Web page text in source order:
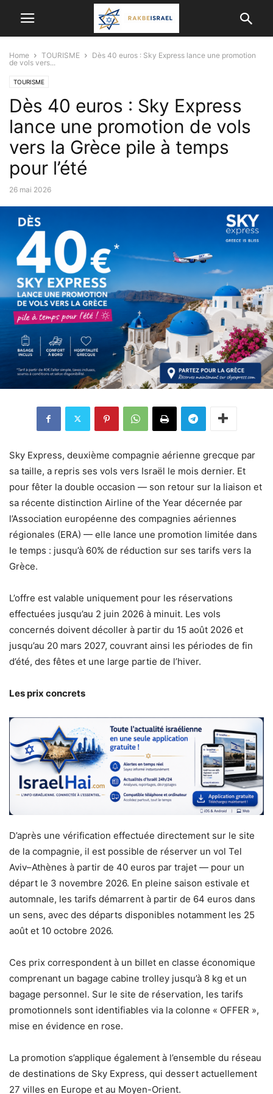
Home TOURISME
Dès 40 euros : Sky Express lance une promotion
de vols vers...
TOURISME
Dès 40 euros : Sky Express
lance une promotion de vols
vers la Grèce pile à temps
pour l’été
26 mai 2026
Sky Express, deuxième compagnie aérienne grecque par
sa taille, a repris ses vols vers Israël le mois dernier. Et
pour fêter la double occasion — son retour sur la liaison et
sa récente distinction Airline of the Year décernée par
l’Association européenne des compagnies aériennes
régionales (ERA) — elle lance une promotion limitée dans
le temps : jusqu’à 60% de réduction sur ses tarifs vers la
Grèce.
L’offre est valable uniquement pour les réservations
effectuées jusqu’au 2 juin 2026 à minuit. Les vols
concernés doivent décoller à partir du 15 août 2026 et
jusqu’au 20 mars 2027, couvrant ainsi les périodes de fin
d’été, des fêtes et une large partie de l’hiver.
Les prix concrets
D’après une vérification effectuée directement sur le site
de la compagnie, il est possible de réserver un vol Tel
Aviv–Athènes à partir de 40 euros par trajet — pour un
départ le 3 novembre 2026. En pleine saison estivale et
automnale, les tarifs démarrent à partir de 64 euros dans
un sens, avec des départs disponibles notamment les 25
août et 10 octobre 2026.
Ces prix correspondent à un billet en classe économique
comprenant un bagage cabine trolley jusqu’à 8 kg et un
bagage personnel. Sur le site de réservation, les tarifs
promotionnels sont identifiables via la colonne « OFFER »,
mise en évidence en rose.
La promotion s’applique également à l’ensemble du réseau
de destinations de Sky Express, qui dessert actuellement
27 villes en Europe et au Moyen-Orient.